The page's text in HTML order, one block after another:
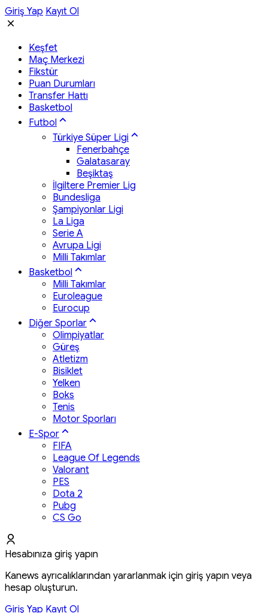
Giriş Yap Kayıt Ol
Keşfet
Maç Merkezi
Fikstür
Puan Durumları
Transfer Hattı
Basketbol
Futbol
Türkiye Süper Ligi
Fenerbahçe
Galatasaray
Beşiktaş
İlgiltere Premier Lig
Bundesliga
Şampiyonlar Ligi
La Liga
Serie A
Avrupa Ligi
Milli Takımlar
Basketbol
Milli Takımlar
Euroleague
Eurocup
Diğer Sporlar
Olimpiyatlar
Güreş
Atletizm
Bisiklet
Yelken
Boks
Tenis
Motor Sporları
E-Spor
FIFA
League Of Legends
Valorant
PES
Dota 2
Pubg
CS Go
Hesabınıza giriş yapın
Kanews ayrıcalıklarından yararlanmak için giriş yapın veya
hesap oluşturun.
Giriş Yap Kayıt Ol